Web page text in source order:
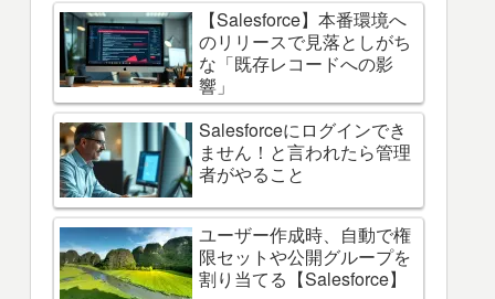
【Salesforce】本番環境へ
のリリースで見落としがち
な「既存レコードへの影
響」
Salesforceにログインでき
ません！と言われたら管理
者がやること
ユーザー作成時、自動で権
限セットや公開グループを
割り当てる【Salesforce】